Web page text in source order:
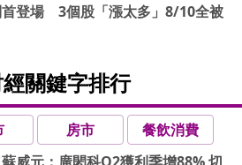
首登場 3個股「漲太多」8/10全被
關鍵字排行
房市
餐飲消費